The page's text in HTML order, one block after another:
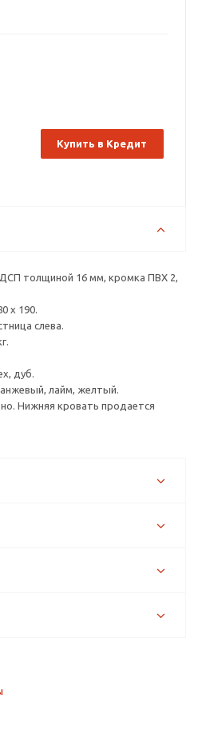
Купить в Кредит
толщиной 16 мм, кромка ПВХ 2,
х 190.
слева.
дуб.
лайм, желтый.
Нижняя кровать продается